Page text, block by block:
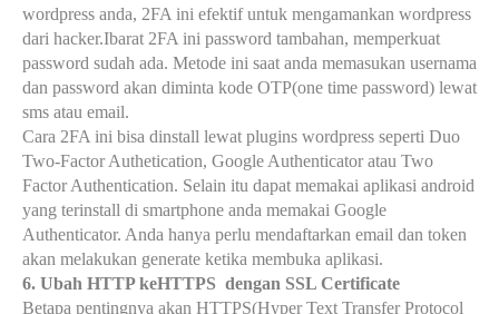
wordpress anda, 2FA ini efektif untuk mengamankan wordpress
dari hacker.Ibarat 2FA ini password tambahan, memperkuat
password sudah ada. Metode ini saat anda memasukan usernama
dan password akan diminta kode OTP(one time password) lewat
sms atau email.
Cara 2FA ini bisa dinstall lewat plugins wordpress seperti Duo
Two-Factor Authetication, Google Authenticator atau Two
Factor Authentication. Selain itu dapat memakai aplikasi android
yang terinstall di smartphone anda memakai Google
Authenticator. Anda hanya perlu mendaftarkan email dan token
akan melakukan generate ketika membuka aplikasi.
6. Ubah HTTP keHTTPS dengan SSL Certificate
Betapa pentingnya akan HTTPS(Hyper Text Transfer Protocol